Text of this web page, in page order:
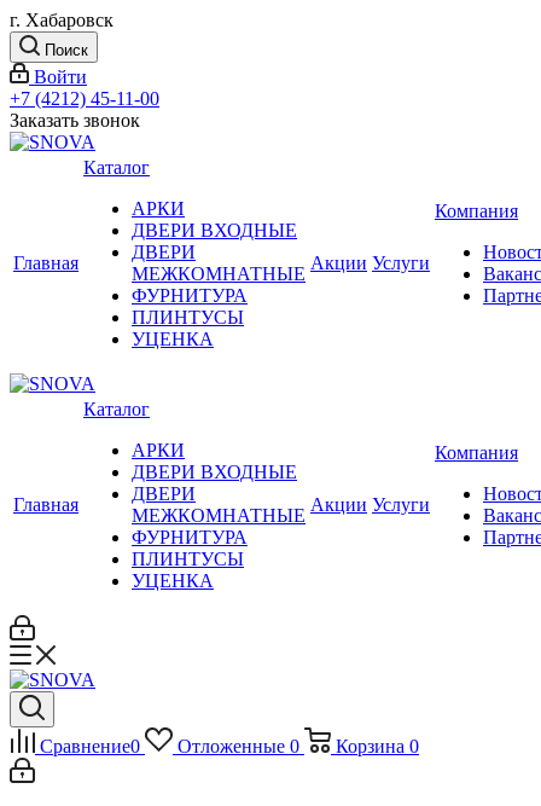
г. Хабаровск
Поиск
Войти
+7 (4212) 45-11-00
Заказать звонок
Главная
Каталог
АРКИ
ДВЕРИ ВХОДНЫЕ
ДВЕРИ
МЕЖКОМНАТНЫЕ
ФУРНИТУРА
ПЛИНТУСЫ
УЦЕНКА
Акции Услуги
Компания
Главная
Каталог
АРКИ
ДВЕРИ ВХОДНЫЕ
ДВЕРИ
МЕЖКОМНАТНЫЕ
ФУРНИТУРА
ПЛИНТУСЫ
УЦЕНКА
Акции Услуги
Компания
Сравнение0 Отложенные 0 Корзина 0